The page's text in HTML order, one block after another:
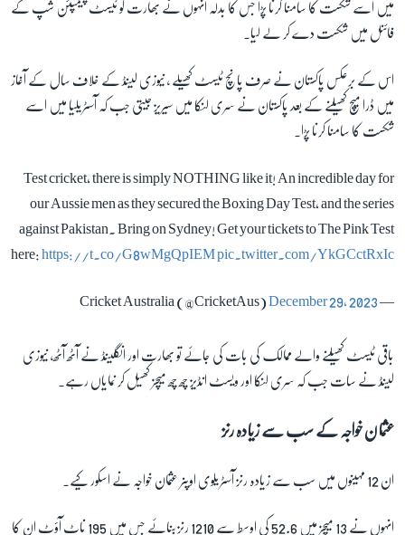
میں اسے شکست کا سامنا کرنا پڑا جس کا بدلہ انہوں نے بھارت کو ٹیسٹ چیمپئن شپ کے
فائنل میں شکست دے کر لے لیا۔
اس کے برعکس پاکستان نے صرف پانچ ٹیسٹ کھیلے ، نیوزی لینڈ کے خلاف سال کے آغاز
میں ڈرا میچ کھیلنے کے بعد پاکستان نے سری لنکا میں سیریز جیتی جب کہ آسٹریلیا میں اسے
شکست کا سامنا کرنا پڑا۔
Test cricket, there is simply NOTHING like it! An incredible day for
our Aussie men as they secured the Boxing Day Test, and the series
against Pakistan. Bring on Sydney! Get your tickets to The Pink Test
here: https://t.co/G8wMgQpIEMpic.twitter.com/YkGCctRxIc
— Cricket Australia (@CricketAus)
December 29, 2023
باقی ٹیسٹ کھیلنے والے ممالک کی بات کی جائے تو بھارت اور انگلینڈ نے آٹھ آٹھ، نیوزی
لینڈ نے سات جب کہ سری لنکا اور ویسٹ انڈیز چھ چھ میچز کھیل کر نمایاں رہے۔
عثمان خواجہ کے سب سے زیادہ رنز
ان 12 مہینوں میں سب سے زیادہ رنز آسٹریلوی اوپنر عثمان خواجہ نے اسکور کیے۔
انہوں نے 13 میچز میں 52.6 کی اوسط سے 1210 رنز بنائے جس میں 195 ناٹ آؤٹ ان کا